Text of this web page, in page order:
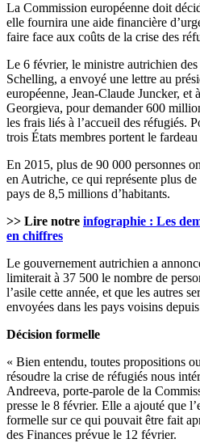
La Commission européenne doit
elle fournira une aide financière
faire face aux coûts de la crise des
Le 6 février, le ministre autrichien
Schelling, a envoyé une lettre au
européenne, Jean-Claude Juncker, et
Georgieva, pour demander 600
les frais liés à l’accueil des réfugiés.
trois États membres portent le
En 2015, plus de 90 000 personnes
en Autriche, ce qui représente plus
pays de 8,5 millions d’habitants.
>> Lire notre infographie : Les
en chiffres
Le gouvernement autrichien a
limiterait à 37 500 le nombre de
l’asile cette année, et que les autres
envoyées dans les pays voisins
Décision formelle
« Bien entendu, toutes propositions
résoudre la crise de réfugiés nous
Andreeva, porte-parole de la
presse le 8 février. Elle a ajouté que
formelle sur ce qui pouvait être fait
des Finances prévue le 12 février.